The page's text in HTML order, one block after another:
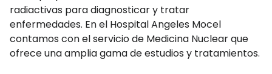
radiactivas para diagnosticar y tratar
enfermedades. En el Hospital Angeles Mocel
contamos con el servicio de Medicina Nuclear que
ofrece una amplia gama de estudios y tratamientos.